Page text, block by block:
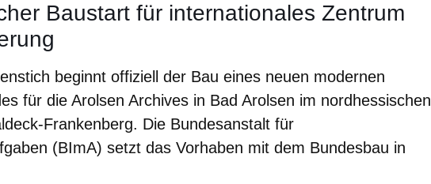
Baustart für internationales Zentrum
beginnt offiziell der Bau eines neuen modernen
für die Arolsen Archives in Bad Arolsen im nordhessischen
Frankenberg. Die Bundesanstalt für
(BImA) setzt das Vorhaben mit dem Bundesbau in